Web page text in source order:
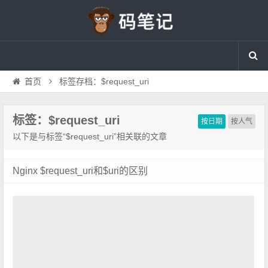
首页 标签存档：$request_uri
按日期 按人气
标签：$request_uri
以下是与标签“$request_uri”相关联的文章
Nginx $request_uri和$uri的区别